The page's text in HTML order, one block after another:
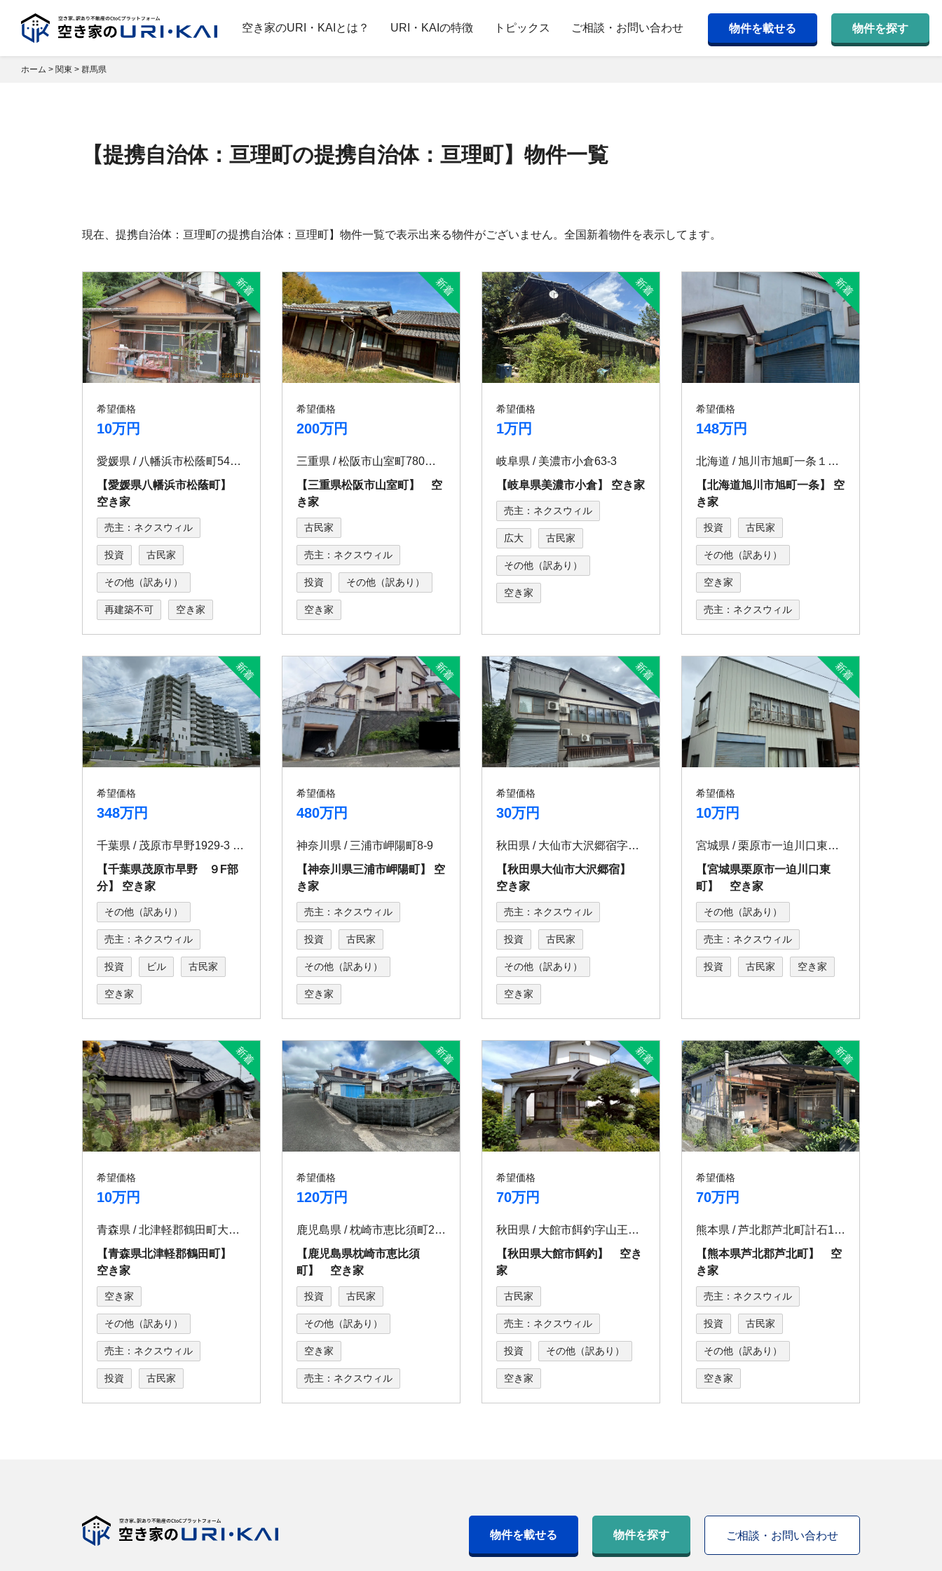
空き家のURI・KAIとは？ URI・KAIの特徴 トピックス ご相談・お問い合わせ 物件を載せる 物件を探す
ホーム > 関東 > 群馬県
【提携自治体：亘理町の提携自治体：亘理町】物件一覧
現在、提携自治体：亘理町の提携自治体：亘理町】物件一覧で表示出来る物件がございません。全国新着物件を表示してます。
希望価格
10万円
愛媛県 / 八幡浜市松蔭町547番地3
【愛媛県八幡浜市松蔭町】
空き家
売主：ネクスウィル
投資 古民家
その他（訳あり）
再建築不可 空き家
希望価格
200万円
三重県 / 松阪市山室町780番地
【三重県松阪市山室町】 空
き家
古民家
売主：ネクスウィル
投資 その他（訳あり）
空き家
希望価格
1万円
岐阜県 / 美濃市小倉63-3
【岐⾩県美濃市⼩倉】 空き家
売主：ネクスウィル
広大 古民家
その他（訳あり）
空き家
希望価格
148万円
北海道 / 旭川市旭町⼀条１８丁⽬2156-31
【北海道旭川市旭町⼀条】 空
き家
投資 古民家
その他（訳あり）
空き家
売主：ネクスウィル
希望価格
348万円
千葉県 / 茂原市早野1929-3 コスモ茂原 907
【千葉県茂原市早野 ９F部
分】 空き家
その他（訳あり）
売主：ネクスウィル
投資 ビル 古民家
空き家
希望価格
480万円
神奈川県 / 三浦市岬陽町8-9
【神奈川県三浦市岬陽町】 空
き家
売主：ネクスウィル
投資 古民家
その他（訳あり）
空き家
希望価格
30万円
秋田県 / 大仙市大沢郷宿字宿74
【秋田県大仙市大沢郷宿】
空き家
売主：ネクスウィル
投資 古民家
その他（訳あり）
空き家
希望価格
10万円
宮城県 / 栗原市一迫川口東町23番
【宮城県栗原市一迫川口東
町】 空き家
その他（訳あり）
売主：ネクスウィル
投資 古民家 空き家
希望価格
10万円
青森県 / 北津軽郡鶴田町大性一本柳40-1
【青森県北津軽郡鶴田町】
空き家
空き家
その他（訳あり）
売主：ネクスウィル
投資 古民家
希望価格
120万円
鹿児島県 / 枕崎市恵比須町205
【鹿児島県枕崎市恵比須
町】 空き家
投資 古民家
その他（訳あり）
空き家
売主：ネクスウィル
希望価格
70万円
秋田県 / 大館市餌釣字山王下117-5
【秋田県大館市餌釣】 空き
家
古民家
売主：ネクスウィル
投資 その他（訳あり）
空き家
希望価格
70万円
熊本県 / 芦北郡芦北町計石1474-4
【熊本県芦北郡芦北町】 空
き家
売主：ネクスウィル
投資 古民家
その他（訳あり）
空き家
物件を載せる 物件を探す ご相談・お問い合わせ